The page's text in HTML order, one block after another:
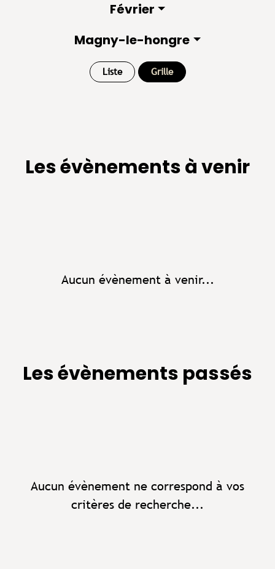
Février
Magny-le-hongre
Liste Grille
Les évènements à venir
Aucun évènement à venir...
Les évènements passés
Aucun évènement ne correspond à vos
critères de recherche...